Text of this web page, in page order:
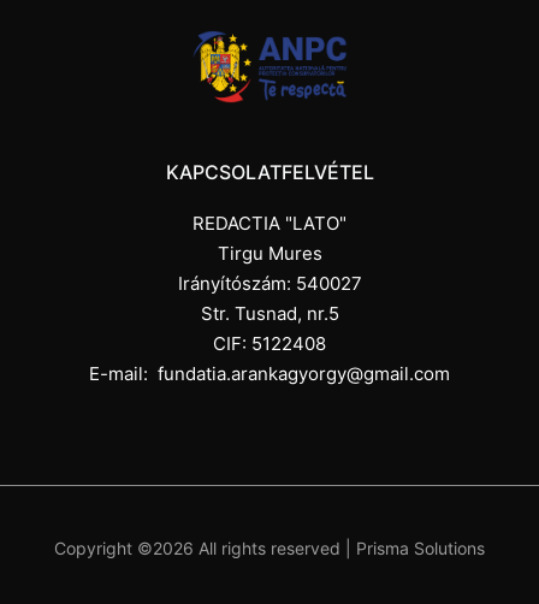
KAPCSOLATFELVÉTEL
REDACTIA "LATO"
Tirgu Mures
Irányítószám: 540027
Str. Tusnad, nr.5
CIF: 5122408
E-mail: fundatia.arankagyorgy@gmail.com
Copyright ©2026 All rights reserved | Prisma Solutions